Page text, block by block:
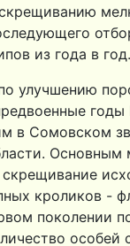
из года в год.
улучшению
в Сомовском
Основным
кроликов -
по­колении